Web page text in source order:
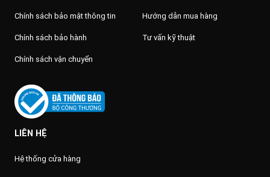
Chính sách bảo mật thông tin
Chính sách bảo hành
Chính sách vận chuyển
Hướng dẫn mua hàng
Tư vấn kỹ thuật
LIÊN HỆ
Hệ thống cửa hàng